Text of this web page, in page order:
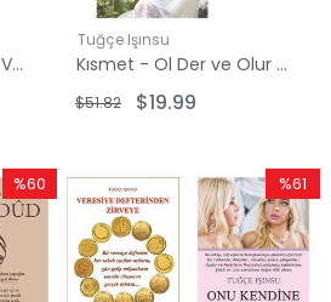
Hiç'likten Gelen Güç - Veresiye Defteri Seti - 2 Kitap Takım - Hediye: Muhabbet Duaları
Tuğçe Işınsu
Kısmet - Ol Der ve Olur Seti - 2 Kitap Takım - Hediye: Muhabbet Duaları
$19.99
$51.82
%60
İndirim
%60İndirim
%61
İndirim